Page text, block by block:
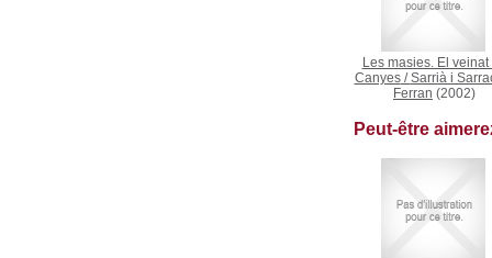
Les masies. El veinat
Canyes/Sarrià i
Ferran (2002)
Peut-être